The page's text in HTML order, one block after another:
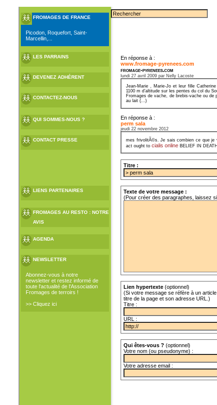
FROMAGES DE FRANCE
Picodon, Roquefort, Saint-
Marcellin,...
LES PARRAINS
DEVENEZ ADHÉRENT
CONTACTEZ-NOUS
QUI SOMMES-NOUS ?
CONTACT PRESSE
LIENS PARTENAIRES
FROMAGES AU RESTO : NOTRE
AVIS
AGENDA
NEWSLETTER
Abonnez-vous à notre
newsletter et restez informé de
toute l'actualité de l'Association
Fromages de terroirs !
>> Cliquez ici
En réponse à :
www.fromage-pyrenees.com
fromage-pyrenees.com
lundi 27 avril 2009 par Nelly Lacoste
Jean-Marie , Marie-Jo et leur fille
1100 m d’altitude sur les pentes du col du
Fromages de vache, de brebis-vache ou
au lait (...)
En réponse à :
perm sala
jeudi 22 novembre 2012
mes frivolitÃ©s. Je sais combien ce que
act ought tocialis online BELIEF IN
Titre :
Texte de votre message :
(Pour créer des paragraphes, laissez
Lien hypertexte (optionnel)
(Si votre message se réfère à un
titre de la page et son adresse URL.)
Titre :
URL :
Qui êtes-vous ? (optionnel)
Votre nom (ou pseudonyme) :
Votre adresse email :